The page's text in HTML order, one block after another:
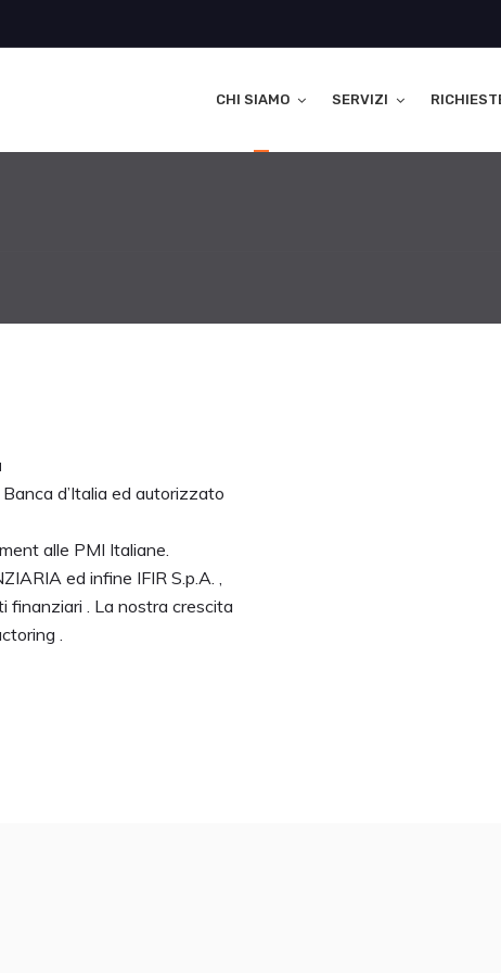
CHI SIAMO SERVIZI
d’Italia ed autorizzato
alle PMI Italiane.
ed infine IFIR S.p.A. ,
finanziari . La nostra crescita
.